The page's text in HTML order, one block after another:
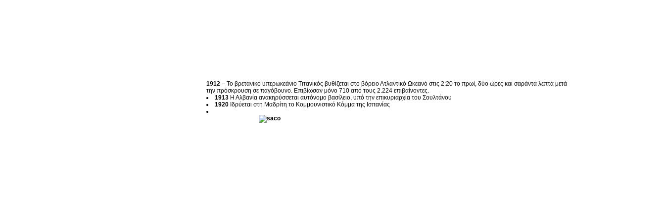
1912 – Το βρετανικό υπερωκεάνιο Τιτανικός βυθίζεται στο βόρειο Ατλαντικό Ωκεανό στις 2:20 το πρωί, δύο ώρες και σαράντα λεπτά μετά
την πρόσκρουση σε παγόβουνο. Επιβίωσαν μόνο 710 από τους 2.224 επιβαίνοντες.
1913 Η Αλβανία ανακηρύσσεται αυτόνομο βασίλειο, υπό την επικυριαρχία του Σουλτάνου
1920 Ιδρύεται στη Μαδρίτη το Κομμουνιστικό Κόμμα της Ισπανίας